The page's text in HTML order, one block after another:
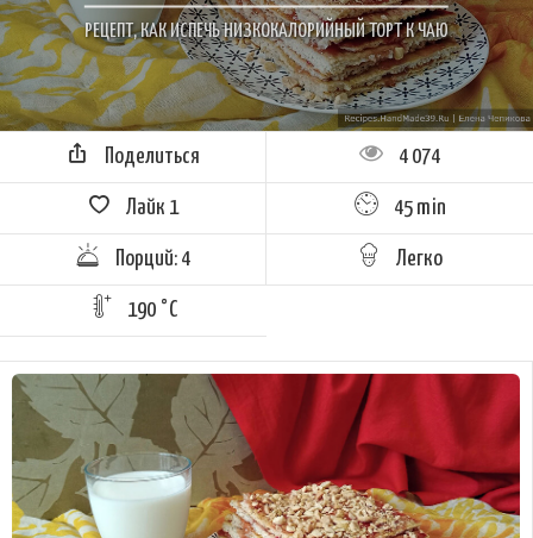
РЕЦЕПТ, КАК ИСПЕЧЬ НИЗКОКАЛОРИЙНЫЙ ТОРТ К ЧАЮ
Поделиться 4 074
Лайк 1 45 min
Порций: 4 Легко
190 °C